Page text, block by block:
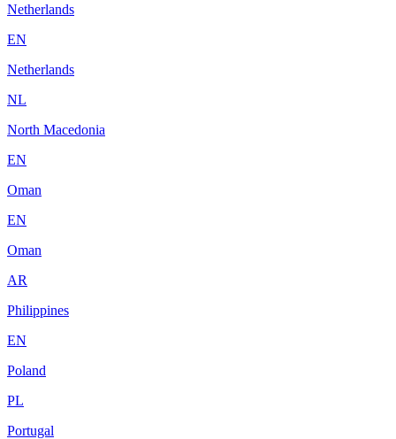
Netherlands
EN
Netherlands
NL
North Macedonia
EN
Oman
EN
Oman
AR
Philippines
EN
Poland
PL
Portugal